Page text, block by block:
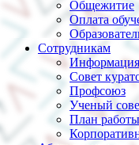
Общежитие
Оплата
Сотрудникам
Информация
Совет
Профсоюз
Ученый
План работы